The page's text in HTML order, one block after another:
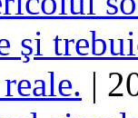
şi
|